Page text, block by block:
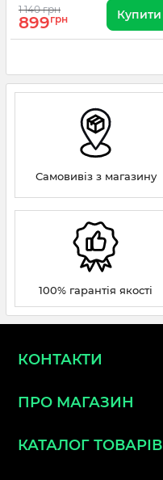
1 140 грн
899грн Купити
Самовивіз з магазину
100% гарантія якості
КОНТАКТИ
ПРО МАГАЗИН
КАТАЛОГ ТОВАРІВ